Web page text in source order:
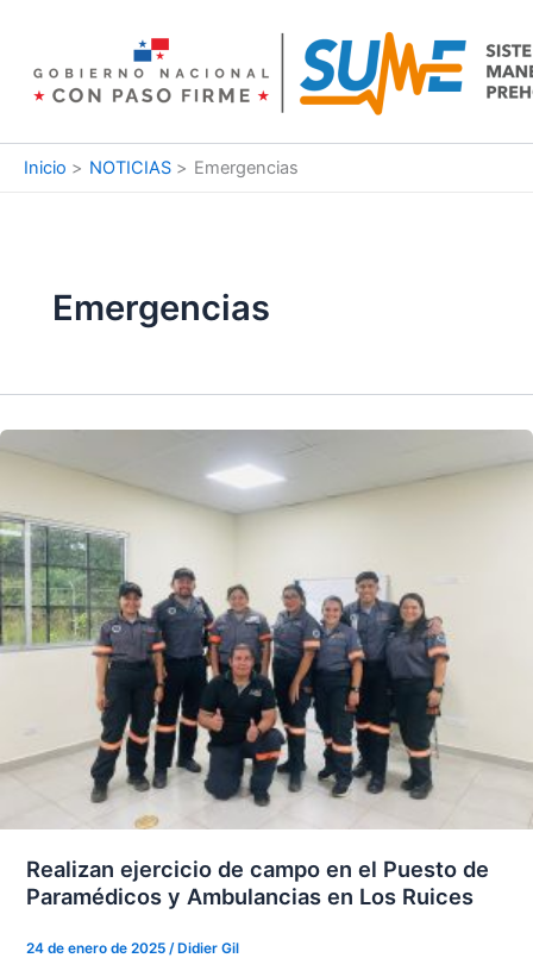
contenido
Inicio NOTICIAS Emergencias
Emergencias
Realizan ejercicio de campo en el Puesto de
Paramédicos y Ambulancias en Los Ruices
24 de enero de 2025 /Didier Gil